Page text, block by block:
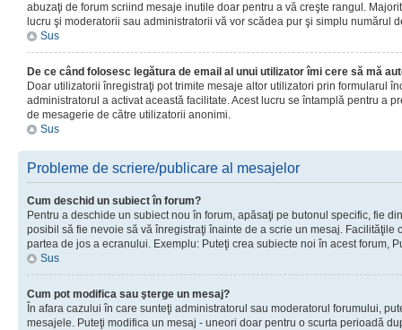
abuzaţi de forum scriind mesaje inutile doar pentru a vă creşte rangul.
lucru şi moderatorii sau administratorii vă vor scădea pur şi simplu numărul
Sus
De ce când folosesc legătura de email al unui utilizator îmi cere să mă
Doar utilizatorii înregistraţi pot trimite mesaje altor utilizatori prin formularul
administratorul a activat această facilitate. Acest lucru se întamplă pentru a
de mesagerie de către utilizatorii anonimi.
Sus
Probleme de scriere/publicare al mesajelor
Cum deschid un subiect în forum?
Pentru a deschide un subiect nou în forum, apăsaţi pe butonul specific, fie
posibil să fie nevoie să vă înregistraţi înainte de a scrie un mesaj. Facilităţile
partea de jos a ecranului. Exemplu: Puteţi crea subiecte noi în acest forum,
Sus
Cum pot modifica sau şterge un mesaj?
În afara cazului în care sunteţi administratorul sau moderatorul forumului,
mesajele. Puteţi modifica un mesaj - uneori doar pentru o scurta perioadă